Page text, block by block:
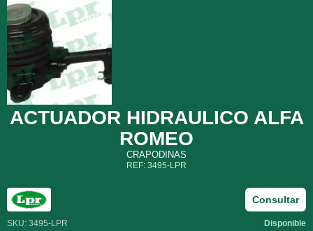
ACTUADOR HIDRAULICO ALFA
ROMEO
CRAPODINAS
REF: 3495-LPR
SKU: 3495-LPR Disponible
Consultar